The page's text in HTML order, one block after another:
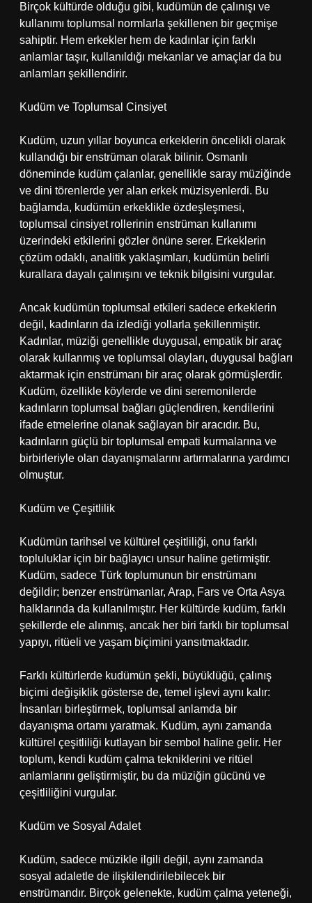
Birçok kültürde olduğu gibi, kudümün de çalınışı ve
kullanımı toplumsal normlarla şekillenen bir geçmişe
sahiptir. Hem erkekler hem de kadınlar için farklı
anlamlar taşır, kullanıldığı mekanlar ve amaçlar da bu
anlamları şekillendirir.
Kudüm ve Toplumsal Cinsiyet
Kudüm, uzun yıllar boyunca erkeklerin öncelikli olarak
kullandığı bir enstrüman olarak bilinir. Osmanlı
döneminde kudüm çalanlar, genellikle saray müziğinde
ve dini törenlerde yer alan erkek müzisyenlerdi. Bu
bağlamda, kudümün erkeklikle özdeşleşmesi,
toplumsal cinsiyet rollerinin enstrüman kullanımı
üzerindeki etkilerini gözler önüne serer. Erkeklerin
çözüm odaklı, analitik yaklaşımları, kudümün belirli
kurallara dayalı çalınışını ve teknik bilgisini vurgular.
Ancak kudümün toplumsal etkileri sadece erkeklerin
değil, kadınların da izlediği yollarla şekillenmiştir.
Kadınlar, müziği genellikle duygusal, empatik bir araç
olarak kullanmış ve toplumsal olayları, duygusal bağları
aktarmak için enstrümanı bir araç olarak görmüşlerdir.
Kudüm, özellikle köylerde ve dini seremonilerde
kadınların toplumsal bağları güçlendiren, kendilerini
ifade etmelerine olanak sağlayan bir aracıdır. Bu,
kadınların güçlü bir toplumsal empati kurmalarına ve
birbirleriyle olan dayanışmalarını artırmalarına yardımcı
olmuştur.
Kudüm ve Çeşitlilik
Kudümün tarihsel ve kültürel çeşitliliği, onu farklı
topluluklar için bir bağlayıcı unsur haline getirmiştir.
Kudüm, sadece Türk toplumunun bir enstrümanı
değildir; benzer enstrümanlar, Arap, Fars ve Orta Asya
halklarında da kullanılmıştır. Her kültürde kudüm, farklı
şekillerde ele alınmış, ancak her biri farklı bir toplumsal
yapıyı, ritüeli ve yaşam biçimini yansıtmaktadır.
Farklı kültürlerde kudümün şekli, büyüklüğü, çalınış
biçimi değişiklik gösterse de, temel işlevi aynı kalır:
İnsanları birleştirmek, toplumsal anlamda bir
dayanışma ortamı yaratmak. Kudüm, aynı zamanda
kültürel çeşitliliği kutlayan bir sembol haline gelir. Her
toplum, kendi kudüm çalma tekniklerini ve ritüel
anlamlarını geliştirmiştir, bu da müziğin gücünü ve
çeşitliliğini vurgular.
Kudüm ve Sosyal Adalet
Kudüm, sadece müzikle ilgili değil, aynı zamanda
sosyal adaletle de ilişkilendirilebilecek bir
enstrümandır. Birçok gelenekte, kudüm çalma yeteneği,